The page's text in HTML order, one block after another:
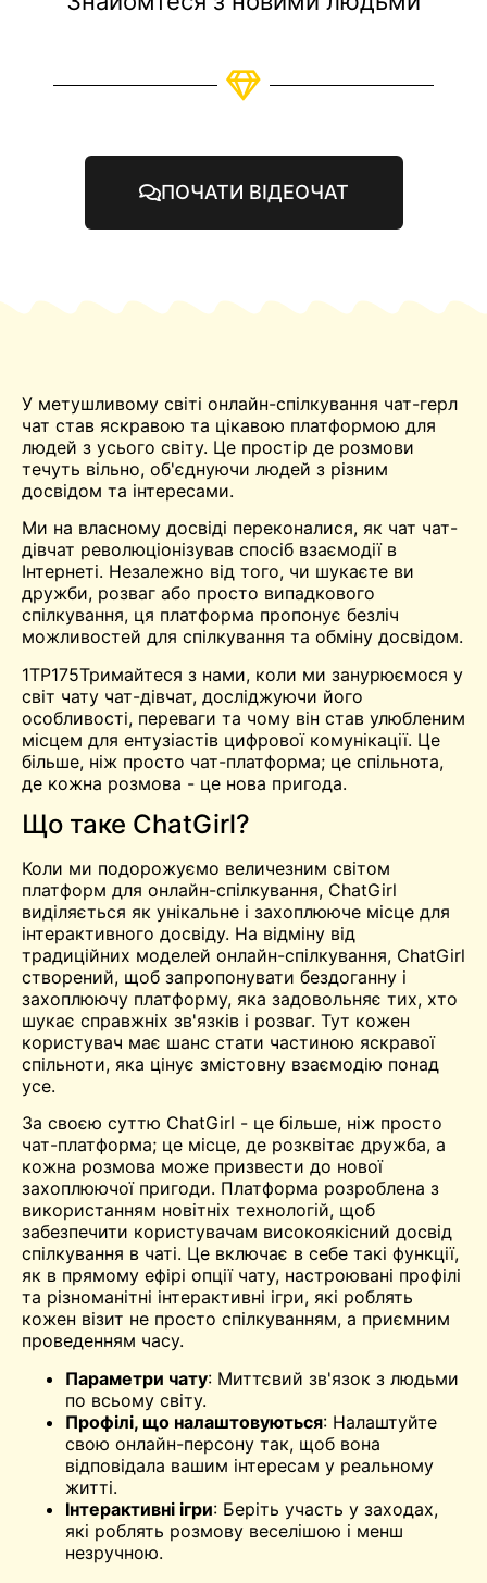
ПОЧАТИ ВІДЕОЧАТ
У метушливому світі онлайн-спілкування чат-герл
чат став яскравою та цікавою платформою для
людей з усього світу. Це простір де розмови
течуть вільно, об'єднуючи людей з різним
досвідом та інтересами.
Ми на власному досвіді переконалися, як чат чат-
дівчат революціонізував спосіб взаємодії в
Інтернеті. Незалежно від того, чи шукаєте ви
дружби, розваг або просто випадкового
спілкування, ця платформа пропонує безліч
можливостей для спілкування та обміну досвідом.
1TP175Тримайтеся з нами, коли ми занурюємося у
світ чату чат-дівчат, досліджуючи його
особливості, переваги та чому він став улюбленим
місцем для ентузіастів цифрової комунікації. Це
більше, ніж просто чат-платформа; це спільнота,
де кожна розмова - це нова пригода.
Що таке ChatGirl?
Коли ми подорожуємо величезним світом
платформ для онлайн-спілкування, ChatGirl
виділяється як унікальне і захоплююче місце для
інтерактивного досвіду. На відміну від
традиційних моделей онлайн-спілкування, ChatGirl
створений, щоб запропонувати бездоганну і
захоплюючу платформу, яка задовольняє тих, хто
шукає справжніх зв'язків і розваг. Тут кожен
користувач має шанс стати частиною яскравої
спільноти, яка цінує змістовну взаємодію понад
усе.
За своєю суттю ChatGirl - це більше, ніж просто
чат-платформа; це місце, де розквітає дружба, а
кожна розмова може призвести до нової
захоплюючої пригоди. Платформа розроблена з
використанням новітніх технологій, щоб
забезпечити користувачам високоякісний досвід
спілкування в чаті. Це включає в себе такі функції,
як в прямому ефірі опції чату, настроювані профілі
та різноманітні інтерактивні ігри, які роблять
кожен візит не просто спілкуванням, а приємним
проведенням часу.
Параметри чату: Миттєвий зв'язок з людьми
по всьому світу.
Профілі, що налаштовуються: Налаштуйте
свою онлайн-персону так, щоб вона
відповідала вашим інтересам у реальному
житті.
Інтерактивні ігри: Беріть участь у заходах,
які роблять розмову веселішою і менш
незручною.